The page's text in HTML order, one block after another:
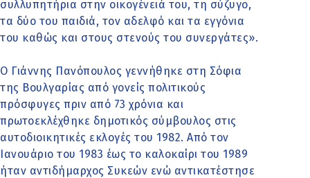
συλλυπητήρια στην οικογένειά του, τη σύζυγο,
τα δύο του παιδιά, τον αδελφό και τα εγγόνια
του καθώς και στους στενούς του συνεργάτες».
Ο Γιάννης Πανόπουλος γεννήθηκε στη Σόφια
της Βουλγαρίας από γονείς πολιτικούς
πρόσφυγες πριν από 73 χρόνια και
πρωτοεκλέχθηκε δημοτικός σύμβουλος στις
αυτοδιοικητικές εκλογές του 1982. Από τον
Ιανουάριο του 1983 έως το καλοκαίρι του 1989
ήταν αντιδήμαρχος Συκεών ενώ αντικατέστησε